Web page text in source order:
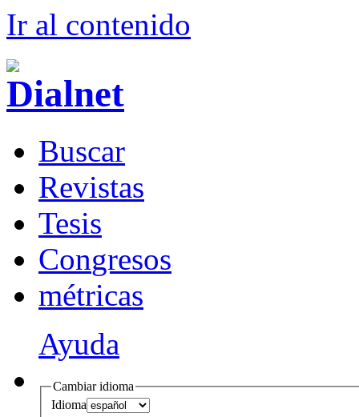
Ir al contenido
Buscar
Revistas
Tesis
Congresos
métricas
Ayuda
Cambiar idioma
Idioma